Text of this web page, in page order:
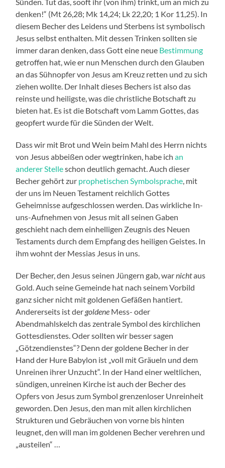
Sünden. Tut das, sooft ihr (von ihm) trinkt, um an mich zu
denken!“ (Mt 26,28; Mk 14,24; Lk 22,20; 1 Kor 11,25). In
diesem Becher des Leidens und Sterbens ist symbolisch
Jesus selbst enthalten. Mit dessen Trinken sollten sie
immer daran denken, dass Gott eine neue Bestimmung
getroffen hat, wie er nun Menschen durch den Glauben
an das Sühnopfer von Jesus am Kreuz retten und zu sich
ziehen wollte. Der Inhalt dieses Bechers ist also das
reinste und heiligste, was die christliche Botschaft zu
bieten hat. Es ist die Botschaft vom Lamm Gottes, das
geopfert wurde für die Sünden der Welt.
Dass wir mit Brot und Wein beim Mahl des Herrn nichts
von Jesus abbeißen oder wegtrinken, habe ichan
anderer Stelleschon deutlich gemacht. Auch dieser
Becher gehört zur prophetischen Symbolsprache, mit
der uns im Neuen Testament reichlich Gottes
Geheimnisse aufgeschlossen werden. Das wirkliche In-
uns-Aufnehmen von Jesus mit all seinen Gaben
geschieht nach dem einhelligen Zeugnis des Neuen
Testaments durch dem Empfang des heiligen Geistes. In
ihm wohnt der Messias Jesus in uns.
Der Becher, den Jesus seinen Jüngern gab, warnichtaus
Gold. Auch seine Gemeinde hat nach seinem Vorbild
ganz sicher nicht mit goldenen Gefäßen hantiert.
Andererseits ist der goldene Mess- oder
Abendmahlskelch das zentrale Symbol des kirchlichen
Gottesdienstes. Oder sollten wir besser sagen
„Götzendienstes“? Denn der goldene Becher in der
Hand der Hure Babylon ist „voll mit Gräueln und dem
Unreinen ihrer Unzucht“. In der Hand einer weltlichen,
sündigen, unreinen Kirche ist auch der Becher des
Opfers von Jesus zum Symbol grenzenloser Unreinheit
geworden. Den Jesus, den man mit allen kirchlichen
Strukturen und Gebräuchen von vorne bis hinten
leugnet, den will man im goldenen Becher verehren und
„austeilen“ …